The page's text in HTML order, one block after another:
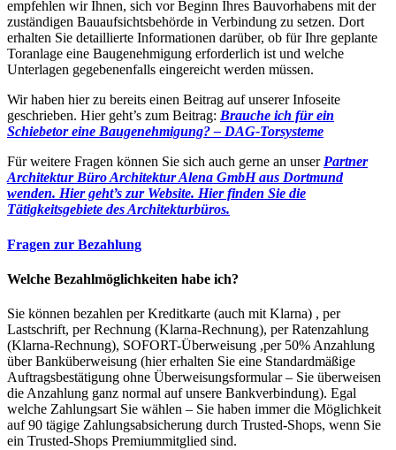
empfehlen wir Ihnen, sich vor Beginn Ihres Bauvorhabens mit der
zuständigen Bauaufsichtsbehörde in Verbindung zu setzen. Dort
erhalten Sie detaillierte Informationen darüber, ob für Ihre geplante
Toranlage eine Baugenehmigung erforderlich ist und welche
Unterlagen gegebenenfalls eingereicht werden müssen.
Wir haben hier zu bereits einen Beitrag auf unserer Infoseite
geschrieben. Hier geht’s zum Beitrag: Brauche ich für ein
Schiebetor eine Baugenehmigung? – DAG-Torsysteme
Für weitere Fragen können Sie sich auch gerne an unser Partner
Architektur Büro Architektur Alena GmbH aus Dortmund
wenden. Hier geht’s zur Website. Hier finden Sie die
Tätigkeitsgebiete des Architekturbüros.
Fragen zur Bezahlung
Welche Bezahlmöglichkeiten habe ich?
Sie können bezahlen per Kreditkarte (auch mit Klarna) , per
Lastschrift, per Rechnung (Klarna-Rechnung), per Ratenzahlung
(Klarna-Rechnung), SOFORT-Überweisung ,per 50% Anzahlung
über Banküberweisung (hier erhalten Sie eine Standardmäßige
Auftragsbestätigung ohne Überweisungsformular – Sie überweisen
die Anzahlung ganz normal auf unsere Bankverbindung). Egal
welche Zahlungsart Sie wählen – Sie haben immer die Möglichkeit
auf 90 tägige Zahlungsabsicherung durch Trusted-Shops, wenn Sie
ein Trusted-Shops Premiummitglied sind.